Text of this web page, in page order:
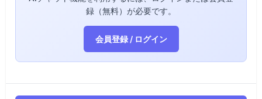
録（無料）が必要です。
会員登録 / ログイン